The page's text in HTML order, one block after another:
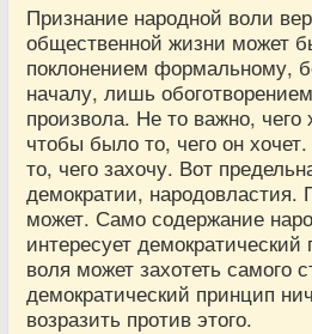
Признание народной воли
общественной жизни может
поклонением формальному,
началу, лишь
произвола. Не то важно, чего
чтобы было то, чего он
то, чего захочу. Вот
демократии, народовластия.
может. Само содержание
интересует
воля может захотеть самого
демократический принцип
возразить против этого.